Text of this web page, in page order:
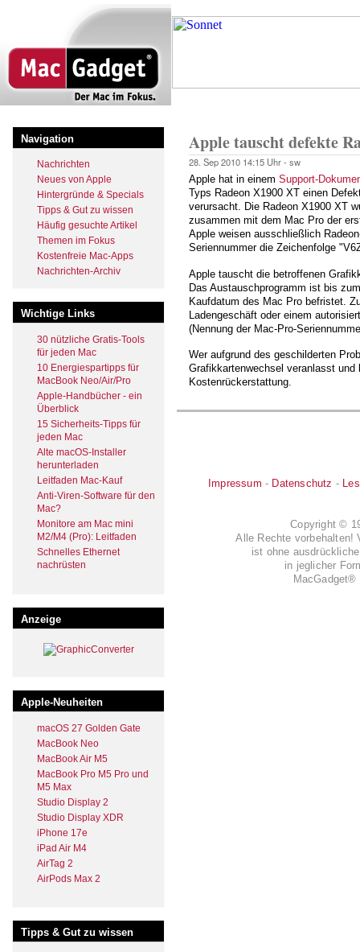
zum
Navigation
Nachrichten
Neues von Apple
Hintergründe & Specials
Tipps & Gut zu wissen
Häufig gesuchte Artikel
Themen im Fokus
Kostenfreie Mac-Apps
Nachrichten-Archiv
Wichtige Links
30 nützliche Gratis-Tools
für jeden Mac
10 Energiespartipps für
MacBook Neo/Air/Pro
Apple-Handbücher - ein
Überblick
15 Sicherheits-Tipps für
jeden Mac
Alte macOS-Installer
herunterladen
Leitfaden Mac-Kauf
Anti-Viren-Software für den
Mac?
Monitore am Mac mini
M2/M4 (Pro): Leitfaden
Schnelles Ethernet
nachrüsten
Anzeige
Apple-Neuheiten
macOS 27 Golden Gate
MacBook Neo
MacBook Air M5
MacBook Pro M5 Pro und
M5 Max
Studio Display 2
Studio Display XDR
iPhone 17e
iPad Air M4
AirTag 2
AirPods Max 2
Tipps & Gut zu wissen
Apple tauscht defekte
28. Sep 2010 14:15 Uhr - sw
Apple hat in einem Support-
Typs Radeon X1900 XT einen
verursacht. Die Radeon X1900 XT
zusammen mit dem Mac Pro der
Apple weisen ausschließlich
Seriennummer die Zeichenfolge
Apple tauscht die betroffenen
Das Austauschprogramm ist bis
Kaufdatum des Mac Pro befristet.
Ladengeschäft oder einem
(Nennung der Mac-Pro-
Wer aufgrund des geschilderten
Grafikkartenwechsel veranlasst
Kostenrückerstattung.
Impressum - Datenschutz -
Copyright ©
Alle Rechte vorbehalten!
ist ohne
in jeglicher
MacGadget®